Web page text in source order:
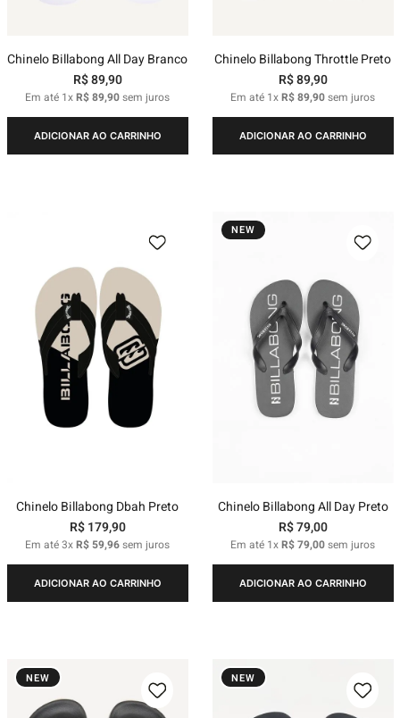
Chinelo Billabong All Day Branco
R$89,90
Em até 1xR$89,90sem juros
ADICIONAR AO CARRINHO
Chinelo Billabong Throttle Preto
R$89,90
Em até 1xR$89,90sem juros
ADICIONAR AO CARRINHO
Chinelo Billabong Dbah Preto
R$ 179,90
Em até3xR$ 59,96sem juros
ADICIONAR AO CARRINHO
NEW
Chinelo Billabong All Day Preto
R$79,00
Em até 1xR$79,00sem juros
ADICIONAR AO CARRINHO
NEW NEW